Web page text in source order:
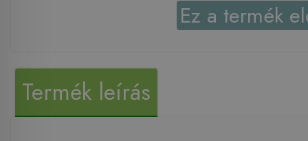
Ez a termék
Termék leírás